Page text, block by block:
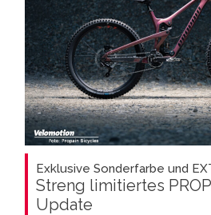
Exklusive Sonderfarbe und
Streng limitiertes
Update